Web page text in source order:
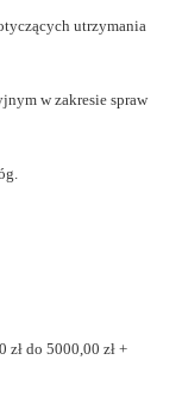
utrzymania
w zakresie spraw
zł do 5000,00 zł +